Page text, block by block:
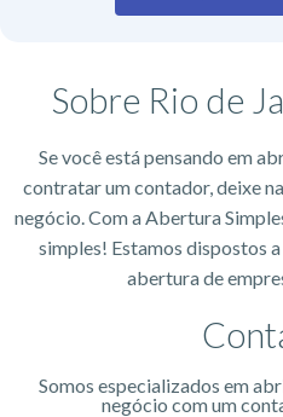
Sobre Rio de
Se você está pensando em
contratar um contador, deixe
negócio. Com a Abertura
simples! Estamos dispostos
abertura de
Somos especializados em
negócio com um